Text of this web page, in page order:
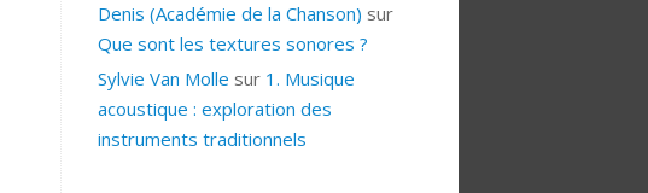
Denis (Académie de la Chanson) sur
Que sont les textures sonores ?
Sylvie Van Molle sur 1. Musique
acoustique : exploration des
instruments traditionnels